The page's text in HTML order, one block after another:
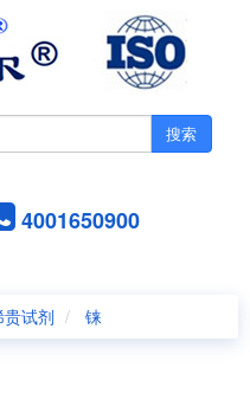
搜索
4001650900
试剂 铼